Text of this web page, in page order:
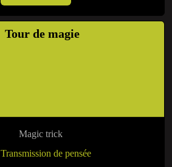
Tour de magie
Transmission de pensée